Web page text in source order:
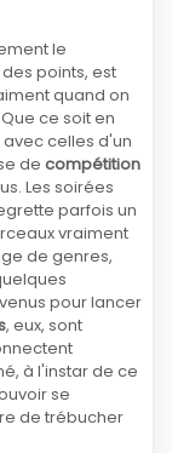
le
points, est
quand on
ce soit en
celles d'un
de compétition
Les soirées
parfois un
vraiment
de genres,
pour lancer
, eux, sont
à l'instar de ce
se
de trébucher